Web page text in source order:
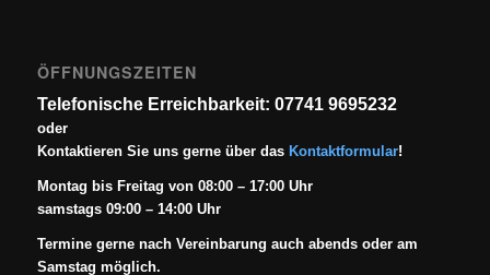
ÖFFNUNGSZEITEN
Telefonische Erreichbarkeit: 07741 9695232
oder
Kontaktieren Sie uns gerne über das Kontaktformular!
Montag bis Freitag von 08:00 – 17:00 Uhr
samstags 09:00 – 14:00 Uhr
Termine gerne nach Vereinbarung auch abends oder am
Samstag möglich.